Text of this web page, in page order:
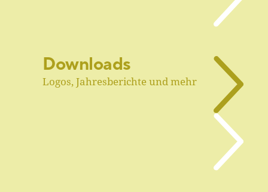
Downloads
Logos, Jahresberichte und mehr